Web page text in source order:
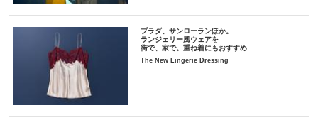
プラダ、サンローランほか。
ランジェリー風ウェアを
街で、家で。重ね着にもおすすめ
The New Lingerie Dressing